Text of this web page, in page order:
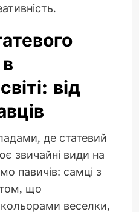
від
де статевий
звичайні види на
павичів: самці з
що
веселки,